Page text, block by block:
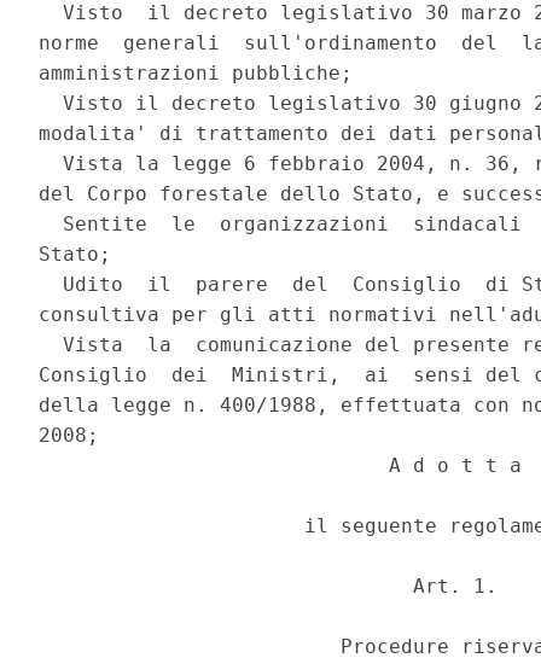
Visto  il decreto legislativo 30 marzo
norme  generali  sull'ordinamento  del
amministrazioni pubbliche;
Visto il decreto legislativo 30 giugno
modalita' di trattamento dei dati
Vista la legge 6 febbraio 2004, n. 36,
del Corpo forestale dello Stato, e
Sentite  le  organizzazioni  sindacali
Stato;
Udito  il  parere  del  Consiglio  di
consultiva per gli atti normativi
Vista  la  comunicazione del presente
Consiglio  dei  Ministri,  ai  sensi del
della legge n. 400/1988, effettuata con
2008;
                             A d o t t a
il seguente
                               Art. 1.
Procedure